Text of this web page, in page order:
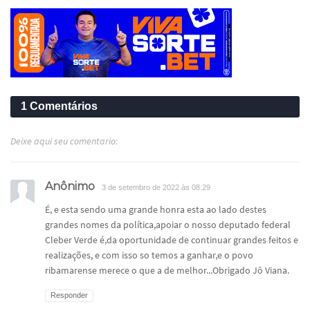
1 Comentários
Deixe aqui seu comentario:
Anônimo 3 de setembro de 2022 às 08:29
É, e esta sendo uma grande honra esta ao lado destes
grandes nomes da política,apoiar o nosso deputado federal
Cleber Verde é,da oportunidade de continuar grandes feitos e
realizações, e com isso so temos a ganhar,e o povo
ribamarense merece o que a de melhor...Obrigado Jô Viana.
Responder